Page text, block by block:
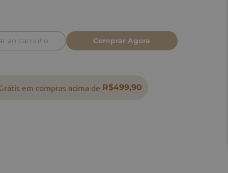
ao carrinho Comprar Agora
em compras acima de R$499,90